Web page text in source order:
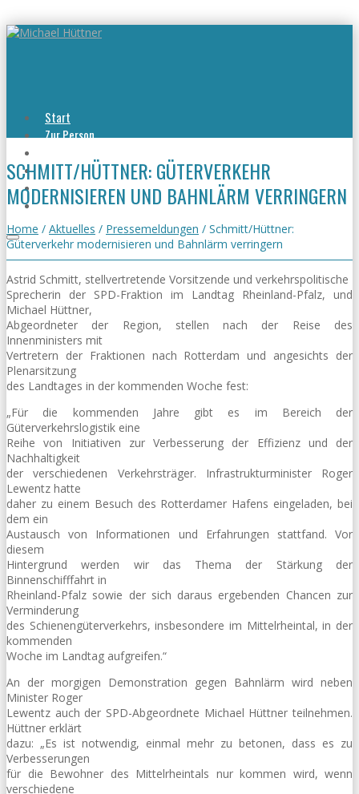
Start
Zur Person
Viel erreicht
Viel zu tun
Kontakt
SCHMITT/HÜTTNER: GÜTERVERKEHR
MODERNISIEREN UND BAHNLÄRM VERRINGERN
Home / Aktuelles / Pressemeldungen / Schmitt/Hüttner:
Güterverkehr modernisieren und Bahnlärm verringern
Astrid Schmitt, stellvertretende Vorsitzende und verkehrspolitische
Sprecherin der SPD-Fraktion im Landtag Rheinland-Pfalz, und
Michael Hüttner,
Abgeordneter der Region, stellen nach der Reise des
Innenministers mit
Vertretern der Fraktionen nach Rotterdam und angesichts der
Plenarsitzung
des Landtages in der kommenden Woche fest:
„Für die kommenden Jahre gibt es im Bereich der
Güterverkehrslogistik eine
Reihe von Initiativen zur Verbesserung der Effizienz und der
Nachhaltigkeit
der verschiedenen Verkehrsträger. Infrastrukturminister Roger
Lewentz hatte
daher zu einem Besuch des Rotterdamer Hafens eingeladen, bei
dem ein
Austausch von Informationen und Erfahrungen stattfand. Vor
diesem
Hintergrund werden wir das Thema der Stärkung der
Binnenschifffahrt in
Rheinland-Pfalz sowie der sich daraus ergebenden Chancen zur
Verminderung
des Schienengüterverkehrs, insbesondere im Mittelrheintal, in der
kommenden
Woche im Landtag aufgreifen.“
An der morgigen Demonstration gegen Bahnlärm wird neben
Minister Roger
Lewentz auch der SPD-Abgeordnete Michael Hüttner teilnehmen.
Hüttner erklärt
dazu: „Es ist notwendig, einmal mehr zu betonen, dass es zu
Verbesserungen
für die Bewohner des Mittelrheintals nur kommen wird, wenn
verschiedene